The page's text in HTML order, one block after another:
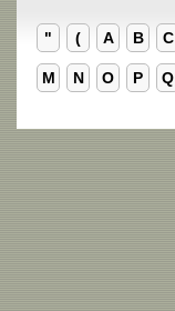
" ( A B C
M N O P Q